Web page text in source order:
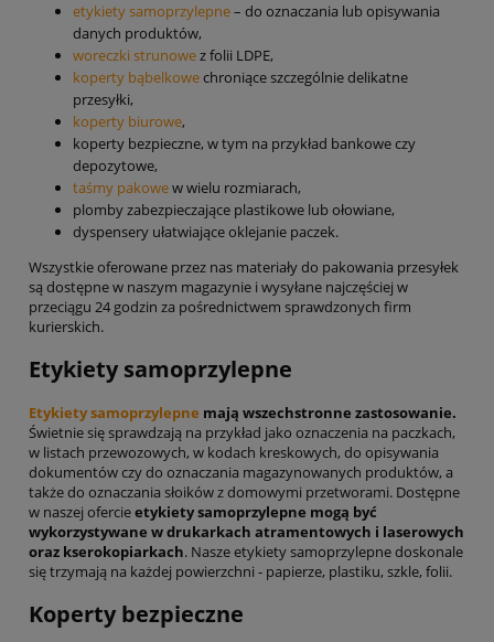
etykiety samoprzylepne– do oznaczania lub opisywania
danych produktów,
woreczki strunowez folii LDPE,
koperty bąbelkowechroniące szczególnie delikatne
przesyłki,
koperty biurowe,
koperty bezpieczne, w tym na przykład bankowe czy
depozytowe,
taśmy pakowew wielu rozmiarach,
plomby zabezpieczające plastikowe lub ołowiane,
dyspensery ułatwiające oklejanie paczek.
Wszystkie oferowane przez nas materiały do pakowania przesyłek
są dostępne w naszym magazynie i wysyłane najczęściej w
przeciągu 24 godzin za pośrednictwem sprawdzonych firm
kurierskich.
Etykiety samoprzylepne
Etykiety samoprzylepne mają wszechstronne zastosowanie.
Świetnie się sprawdzają na przykład jako oznaczenia na paczkach,
w listach przewozowych, w kodach kreskowych, do opisywania
dokumentów czy do oznaczania magazynowanych produktów, a
także do oznaczania słoików z domowymi przetworami. Dostępne
w naszej ofercieetykiety samoprzylepne mogą być
wykorzystywane w drukarkach atramentowych i laserowych
oraz kserokopiarkach. Nasze etykiety samoprzylepne doskonale
się trzymają na każdej powierzchni - papierze, plastiku, szkle, folii.
Koperty bezpieczne